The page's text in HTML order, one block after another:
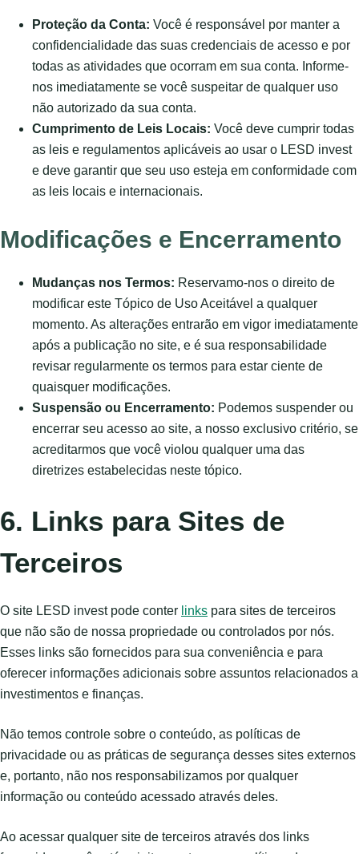
Proteção da Conta: Você é responsável por manter a
confidencialidade das suas credenciais de acesso e por
todas as atividades que ocorram em sua conta. Informe-
nos imediatamente se você suspeitar de qualquer uso
não autorizado da sua conta.
Cumprimento de Leis Locais: Você deve cumprir todas
as leis e regulamentos aplicáveis ao usar o LESD invest
e deve garantir que seu uso esteja em conformidade com
as leis locais e internacionais.
Modificações e Encerramento
Mudanças nos Termos: Reservamo-nos o direito de
modificar este Tópico de Uso Aceitável a qualquer
momento. As alterações entrarão em vigor imediatamente
após a publicação no site, e é sua responsabilidade
revisar regularmente os termos para estar ciente de
quaisquer modificações.
Suspensão ou Encerramento: Podemos suspender ou
encerrar seu acesso ao site, a nosso exclusivo critério, se
acreditarmos que você violou qualquer uma das
diretrizes estabelecidas neste tópico.
6. Links para Sites de
Terceiros
O site LESD invest pode conter links para sites de terceiros
que não são de nossa propriedade ou controlados por nós.
Esses links são fornecidos para sua conveniência e para
oferecer informações adicionais sobre assuntos relacionados a
investimentos e finanças.
Não temos controle sobre o conteúdo, as políticas de
privacidade ou as práticas de segurança desses sites externos
e, portanto, não nos responsabilizamos por qualquer
informação ou conteúdo acessado através deles.
Ao acessar qualquer site de terceiros através dos links